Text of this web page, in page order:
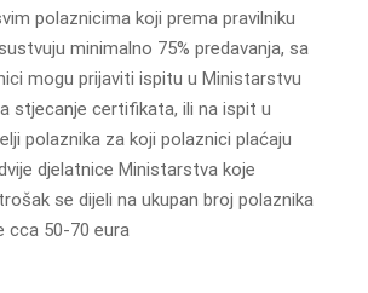
polaznicima koji prema pravilniku
minimalno 75% predavanja, sa
mogu prijaviti ispitu u Ministarstvu
stjecanje certifikata, ili na ispit u
polaznika za koji polaznici plaćaju
djelatnice Ministarstva koje
se dijeli na ukupan broj polaznika
cca 50-70 eura